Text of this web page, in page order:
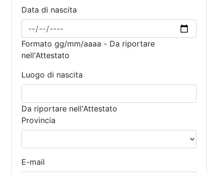
Data di nascita
Formato gg/mm/aaaa - Da riportare
nell'Attestato
Luogo di nascita
Da riportare nell'Attestato
Provincia
E-mail